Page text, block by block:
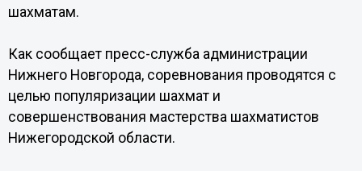
шахматам.
Как сообщает пресс-служба администрации
Нижнего Новгорода, соревнования проводятся с
целью популяризации шахмат и
совершенствования мастерства шахматистов
Нижегородской области.